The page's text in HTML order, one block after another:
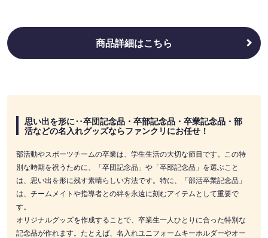
商品詳細はこちら
思い出を形に‥卒団記念品・卒部記念品・卒業記念品・部
活などの名入れグッズならファンクリにお任せ！
部活動やスポーツチームの卒業は、学生生活の大切な節目です。この特
別な時期を祝うために、「卒団記念品」や「卒部記念品」を選ぶこと
は、思い出を形に残す素晴らしい方法です。特に、「部活卒業記念品」
は、チームメイトや指導者との絆を永遠に刻むアイテムとして重要で
す。
オリジナルグッズを作成することで、卒業生一人ひとりに合った特別な
記念品が作れます。たとえば、名入れユニフォームキーホルダーやオー